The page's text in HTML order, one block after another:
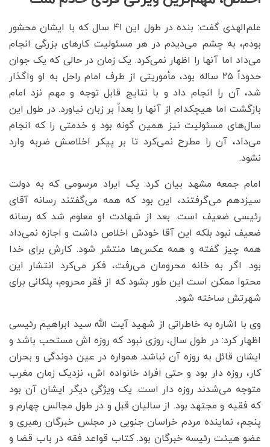
علم‌الهدی گفت: بنده در طول این ۴۱ سال که با ایشان محشور
بودم، به چشم می‌دیدم در هر مسئولیت کارهای بزرگی انجام
می‌داد اما آنها را اظهار نمی‌کرد. یک زمان در حالی که یک جوان
حدوداً ۲۵ ساله بود، مأموریتی از طرف امام راحل به او واگذار
شد، آن را انجام داد و با نتایج قابل توجه و مهم نزد امام
بازگشت اما هیچکدام از آنها را بعداً بر زبان نیاورد. در طول این
سال‌های مسئولیت نیز همین گونه بود و خدمتی را که انجام
می‌داد، آن را مطرح نمی‌کرد تا بر پیکر اخلاصش ضربه وارد
نشود.
امام جمعه مشهد بیان کرد: یک ایراد مرسومی که به دولت
سیزدهم می‌گرفتند، این بود که همه می‌گفتند رسانه آقای
رئیسی ضعیف است. بعد از شهادت او معلوم شد که رسانه
ضعیف نبود بلکه این آقا خودش اخلاص داشت و اجازه نمی‌داد
همه چیز گفته و همه عکس‌ها منتشر شود. کارش برای خدا
بود. اگر به خانه محرومان می‌رفت، فکر می‌کرد انتشار این
محتوا ممکن است این طور بشود که از فقر محروم، پلکانی برای
شهرتش ساخته شود.
وی با اشاره به خاطراتی از شهید آیت الله سید ابراهیم رئیسی
اظهار کرد: در طول سال، روزی نبود که روزه اش مستحب باشد و
ایشان قائل به روزه آن نباشد. همواره در عین دوندگی و بحران
کار، روزه دار بود و حتی افراد خانواده اش، نزدیک زمان مغرب
متوجه می‌شدند روزه دار است. یک ویژگی دیگر ایشان آن بود
که فقیه و مجتهد بود. از سالیان قبل و در طول مجالس چهارم و
پنجم، نماینده مردم خراسان جنوبی در مجلس خبرگان رهبری و
عضو هیئت رئیسه خبرگان بود. کتاب قواعد فقه در باب قضا و